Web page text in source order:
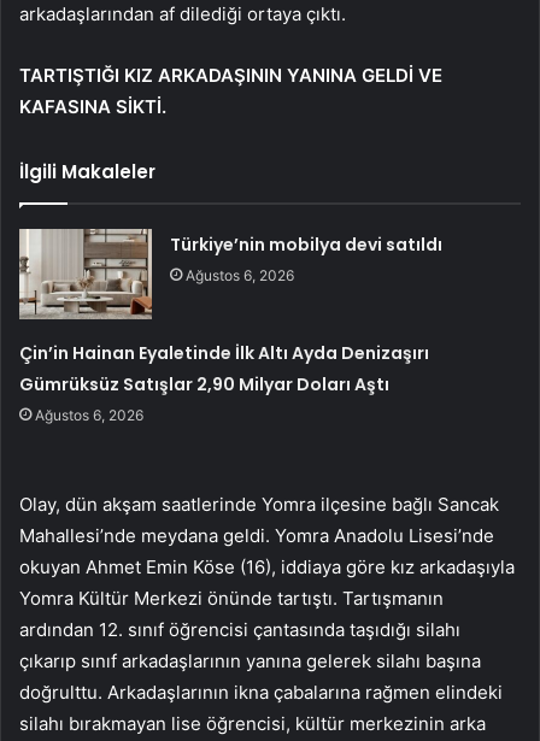
arkadaşlarından af dilediği ortaya çıktı.
TARTIŞTIĞI KIZ ARKADAŞININ YANINA GELDİ VE
KAFASINA SİKTİ.
İlgili Makaleler
Türkiye’nin mobilya devi satıldı
Ağustos 6, 2026
Çin’in Hainan Eyaletinde İlk Altı Ayda Denizaşırı
Gümrüksüz Satışlar 2,90 Milyar Doları Aştı
Ağustos 6, 2026
Olay, dün akşam saatlerinde Yomra ilçesine bağlı Sancak
Mahallesi’nde meydana geldi. Yomra Anadolu Lisesi’nde
okuyan Ahmet Emin Köse (16), iddiaya göre kız arkadaşıyla
Yomra Kültür Merkezi önünde tartıştı. Tartışmanın
ardından 12. sınıf öğrencisi çantasında taşıdığı silahı
çıkarıp sınıf arkadaşlarının yanına gelerek silahı başına
doğrulttu. Arkadaşlarının ikna çabalarına rağmen elindeki
silahı bırakmayan lise öğrencisi, kültür merkezinin arka